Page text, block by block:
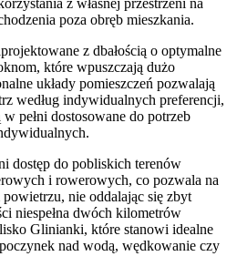
z własnej przestrzeni na
poza obręb mieszkania.
z dbałością o optymalne
które wpuszczają dużo
układy pomieszczeń pozwalają
według indywidualnych preferencji,
pełni dostosowane do potrzeb
dostęp do pobliskich terenów
i rowerowych, co pozwala na
nie oddalając się zbyt
niespełna dwóch kilometrów
Glinianki, które stanowi idealne
nad wodą, wędkowanie czy